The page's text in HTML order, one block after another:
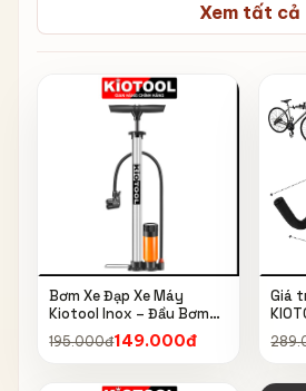
Xem tất cả
Bơm Xe Đạp Xe Máy
Kiotool Inox – Đầu Bơm
Thông Minh, Kèm Bơm
Bóng, Đồng Hồ 160 PSI
195.000đ149.000đ
Giá
cao
hiểm